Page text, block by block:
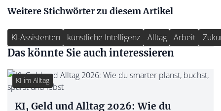
Weitere Stichwörter zu diesem Artikel
KI-Assistenten künstliche Intelligenz Alltag Arbeit
Das könnte Sie auch interessieren
KI im Alltag
KI, Geld und Alltag 2026: Wie du